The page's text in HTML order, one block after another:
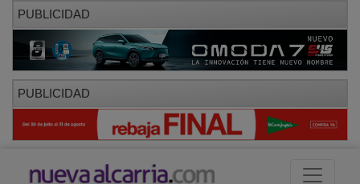
PUBLICIDAD
PUBLICIDAD